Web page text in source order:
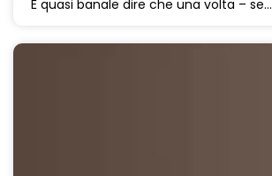
È quasi banale dire che una volta – se…